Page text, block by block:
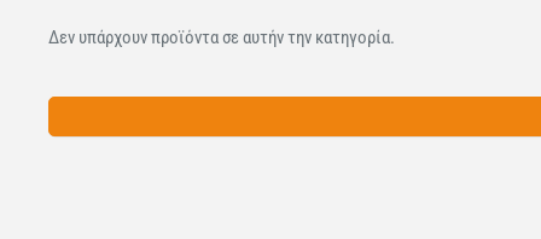
Δεν υπάρχουν προϊόντα σε αυτήν την κατηγορία.